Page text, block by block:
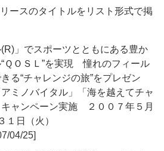
ースのタイトルをリスト形式で掲
(R)」でスポーツとともにある豊か
ＱＯＳＬ”を実現 憧れのフィール
る“チャレンジの旅”をプレゼン
ミノバイタル」「海を越えてチャ
キャンペーン実施 ２００７年５月
１日（火）
04/25]